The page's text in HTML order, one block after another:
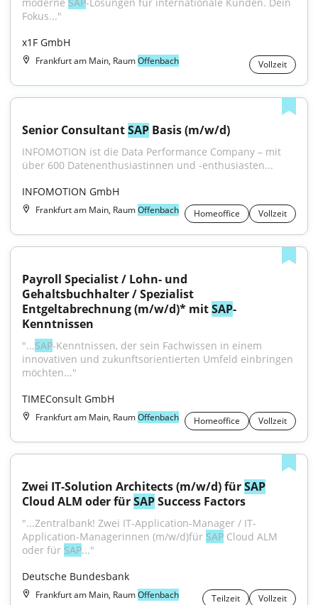
Fokus..."
x1F GmbH
Frankfurt am Main, RaumOffenbach Vollzeit
Senior Consultant SAP Basis (m/w/d)
INFOMOTION ist die Data Performance Company – mit
über 600 Datenenthusiastinnen und -enthusiasten...
INFOMOTION GmbH
Frankfurt am Main, RaumOffenbach Homeoffice Vollzeit
Payroll Specialist / Lohn- und
Gehaltsbuchhalter / Spezialist
Entgeltabrechnung (m/w/d)* mit SAP-
Kenntnissen
"...SAP-Kenntnissen, der sein Fachwissen in einem
innovativen und zukunftsorientierten Umfeld einbringen
möchten..."
TIMEConsult GmbH
Frankfurt am Main, RaumOffenbach Homeoffice Vollzeit
Zwei IT-Solution Architects (m/w/d) für SAP
Cloud ALM oder für SAP Success Factors
"...Zentralbank! Zwei IT-Application-Manager / IT-
Application-Managerinnen (m/w/d)für SAP Cloud ALM
oder für SAP..."
Deutsche Bundesbank
Frankfurt am Main, RaumOffenbach Teilzeit Vollzeit